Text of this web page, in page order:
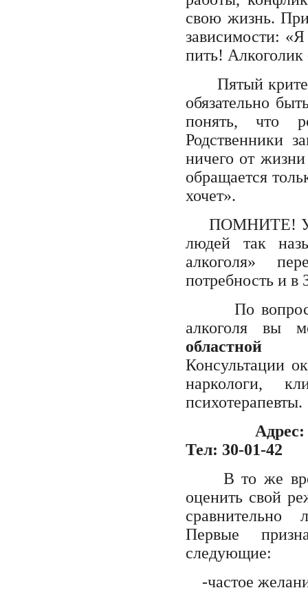
свою жизнь.
зависимости:
пить! Алкоголик
Пятый
обязательно
понять, что
Родственники
ничего от
обращается
хочет».
ПОМНИТЕ! У
людей так
алкоголя»
потребность
По вопросам
алкоголя вы
областной
Консультации
наркологи,
психотерапевты.
Тел: 30-01-42
В то же
оценить свой
сравнительно
Первые
следующие:
-частое